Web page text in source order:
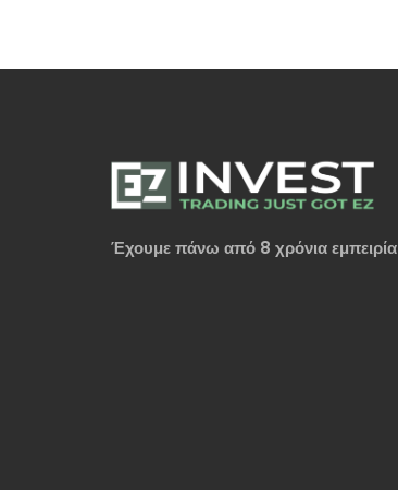
Έχουμε πάνω από 8 χρόνια εμπειρία